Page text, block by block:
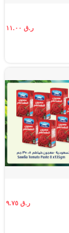
ر.ق ١١.٠٠
ر.ق ٩.٧٥